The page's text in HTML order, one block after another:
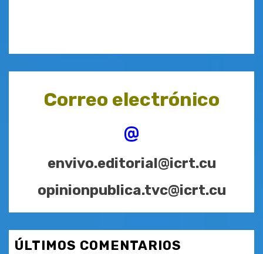
Correo electrónico
@
envivo.editorial@icrt.cu
opinionpublica.tvc@icrt.cu
ÚLTIMOS COMENTARIOS